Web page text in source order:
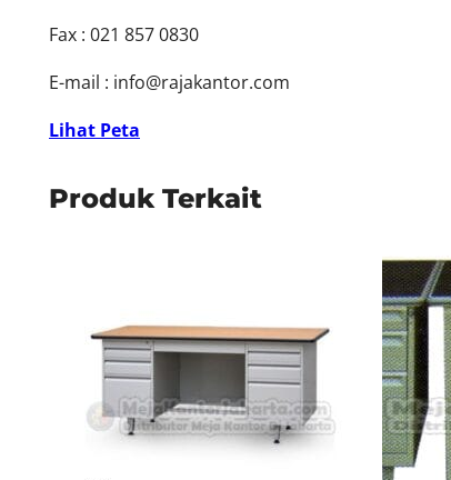
Fax : 021 857 0830
E-mail : info@rajakantor.com
Lihat Peta
Produk Terkait